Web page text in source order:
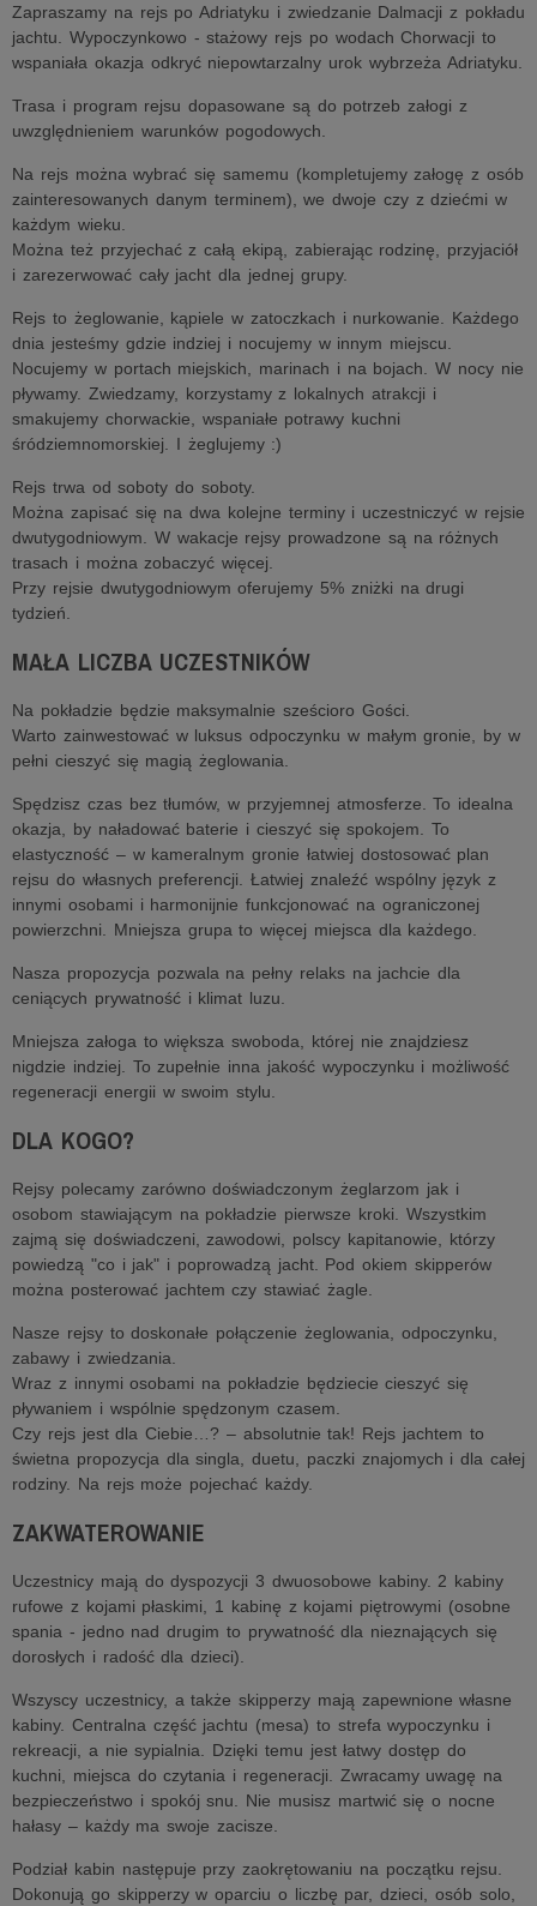
Zapraszamy na rejs po Adriatyku i zwiedzanie Dalmacji z pokładu
jachtu. Wypoczynkowo - stażowy rejs po wodach Chorwacji to
wspaniała okazja odkryć niepowtarzalny urok wybrzeża Adriatyku.
Trasa i program rejsu dopasowane są do potrzeb załogi z
uwzględnieniem warunków pogodowych.
Na rejs można wybrać się samemu (kompletujemy załogę z osób
zainteresowanych danym terminem), we dwoje czy z dziećmi w
każdym wieku.
Można też przyjechać z całą ekipą, zabierając rodzinę, przyjaciół
i zarezerwować cały jacht dla jednej grupy.
Rejs to żeglowanie, kąpiele w zatoczkach i nurkowanie. Każdego
dnia jesteśmy gdzie indziej i nocujemy w innym miejscu.
Nocujemy w portach miejskich, marinach i na bojach. W nocy nie
pływamy. Zwiedzamy, korzystamy z lokalnych atrakcji i
smakujemy chorwackie, wspaniałe potrawy kuchni
śródziemnomorskiej. I żeglujemy :)
Rejs trwa od soboty do soboty.
Można zapisać się na dwa kolejne terminy i uczestniczyć w rejsie
dwutygodniowym. W wakacje rejsy prowadzone są na różnych
trasach i można zobaczyć więcej.
Przy rejsie dwutygodniowym oferujemy 5% zniżki na drugi
tydzień.
MAŁA LICZBA UCZESTNIKÓW
Na pokładzie będzie maksymalnie sześcioro Gości.
Warto zainwestować w luksus odpoczynku w małym gronie, by w
pełni cieszyć się magią żeglowania.
Spędzisz czas bez tłumów, w przyjemnej atmosferze. To idealna
okazja, by naładować baterie i cieszyć się spokojem. To
elastyczność – w kameralnym gronie łatwiej dostosować plan
rejsu do własnych preferencji. Łatwiej znaleźć wspólny język z
innymi osobami i harmonijnie funkcjonować na ograniczonej
powierzchni. Mniejsza grupa to więcej miejsca dla każdego.
Nasza propozycja pozwala na pełny relaks na jachcie dla
ceniących prywatność i klimat luzu.
Mniejsza załoga to większa swoboda, której nie znajdziesz
nigdzie indziej. To zupełnie inna jakość wypoczynku i możliwość
regeneracji energii w swoim stylu.
DLA KOGO?
Rejsy polecamy zarówno doświadczonym żeglarzom jak i
osobom stawiającym na pokładzie pierwsze kroki. Wszystkim
zajmą się doświadczeni, zawodowi, polscy kapitanowie, którzy
powiedzą "co i jak" i poprowadzą jacht. Pod okiem skipperów
można posterować jachtem czy stawiać żagle.
Nasze rejsy to doskonałe połączenie żeglowania, odpoczynku,
zabawy i zwiedzania.
Wraz z innymi osobami na pokładzie będziecie cieszyć się
pływaniem i wspólnie spędzonym czasem.
Czy rejs jest dla Ciebie…? – absolutnie tak! Rejs jachtem to
świetna propozycja dla singla, duetu, paczki znajomych i dla całej
rodziny. Na rejs może pojechać każdy.
ZAKWATEROWANIE
Uczestnicy mają do dyspozycji 3 dwuosobowe kabiny. 2 kabiny
rufowe z kojami płaskimi, 1 kabinę z kojami piętrowymi (osobne
spania - jedno nad drugim to prywatność dla nieznających się
dorosłych i radość dla dzieci).
Wszyscy uczestnicy, a także skipperzy mają zapewnione własne
kabiny. Centralna część jachtu (mesa) to strefa wypoczynku i
rekreacji, a nie sypialnia. Dzięki temu jest łatwy dostęp do
kuchni, miejsca do czytania i regeneracji. Zwracamy uwagę na
bezpieczeństwo i spokój snu. Nie musisz martwić się o nocne
hałasy – każdy ma swoje zacisze.
Podział kabin następuje przy zaokrętowaniu na początku rejsu.
Dokonują go skipperzy w oparciu o liczbę par, dzieci, osób solo,